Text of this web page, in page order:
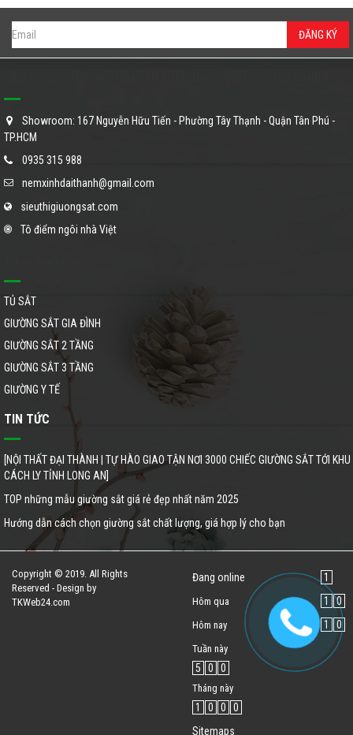
ĐĂNG KÝ
Showroom: 167 Nguyễn Hữu Tiến - Phường Tây Thạnh - Quận Tân Phú -
TP.HCM
0935 315 988
nemxinhdaithanh@gmail.com
sieuthigiuongsat.com
Tô điểm ngôi nhà Việt
TỦ SẮT
GIƯỜNG SẮT GIA ĐÌNH
GIƯỜNG SẮT 2 TẦNG
GIƯỜNG SẮT 3 TẦNG
GIƯỜNG Y TẾ
TIN TỨC
[NỘI THẤT ĐẠI THÀNH | TỰ HÀO GIAO TẬN NƠI 3000 CHIẾC GIƯỜNG SẮT TỚI KHU
CÁCH LY TỈNH LONG AN]
TOP những mẫu giường sắt giá rẻ đẹp nhất năm 2025
Hướng dẫn cách chọn giường sắt chất lượng, giá hợp lý cho bạn
Copyright © 2019. All Rights
Reserved - Design by
TKWeb24.com
Đang online 1
Hôm qua 1 0
Hôm nay 1 0
Tuần này
5 0 0
Tháng này
1 0 0
0
Sitemaps